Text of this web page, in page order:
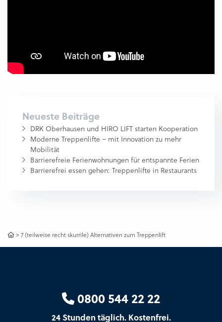
Neueste Beiträge
DRK Oberhausen und HIRO LIFT starten Kooperation
Moderne Treppenlifte – mit Innovation zu mehr
Mobilität
Barrierefreie Ferienwohnungen für entspannte Ferien
Barrierefrei essen gehen: Treppenlifte in Restaurants
>7 (teilweise recht skurrile) Alternativen zum Treppenlift
0800 544 22 22
24 Stunden täglich. Kostenfrei.